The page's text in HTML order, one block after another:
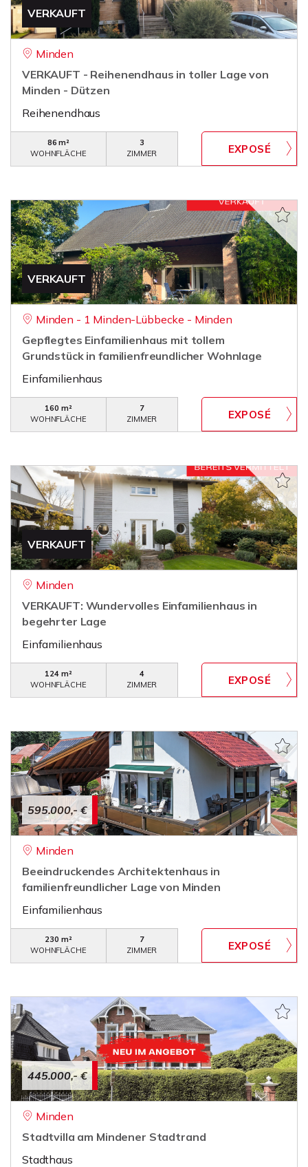
VERKAUFT
Minden
VERKAUFT - Reihenendhaus in toller Lage von
Minden - Dützen
Reihenendhaus
86 m²
WOHNFLÄCHE
3
ZIMMER
VERKAUFT
Minden - 1 Minden-Lübbecke - Minden
Gepflegtes Einfamilienhaus mit tollem
Grundstück in familienfreundlicher Wohnlage
Einfamilienhaus
160 m²
WOHNFLÄCHE
7
ZIMMER
VERKAUFT
Minden
VERKAUFT: Wundervolles Einfamilienhaus in
begehrter Lage
Einfamilienhaus
124 m²
WOHNFLÄCHE
4
ZIMMER
595.000,- €
Minden
Beeindruckendes Architektenhaus in
familienfreundlicher Lage von Minden
Einfamilienhaus
230 m²
WOHNFLÄCHE
7
ZIMMER
445.000,- €
Minden
Stadtvilla am Mindener Stadtrand
Stadthaus